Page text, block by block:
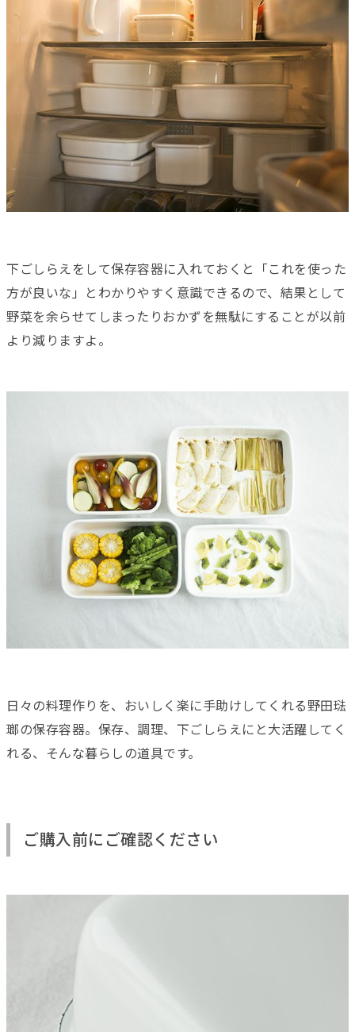
下ごしらえをして保存容器に入れておくと「これを使った
方が良いな」とわかりやすく意識できるので、結果として
野菜を余らせてしまったりおかずを無駄にすることが以前
より減りますよ。
日々の料理作りを、おいしく楽に手助けしてくれる野田琺
瑯の保存容器。保存、調理、下ごしらえにと大活躍してく
れる、そんな暮らしの道具です。
ご購入前にご確認ください